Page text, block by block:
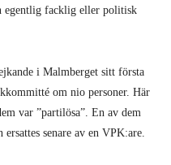
egentlig facklig eller politisk
i Malmberget sitt första
om nio personer. Här
var ”partilösa”. En av dem
senare av en VPK:are.